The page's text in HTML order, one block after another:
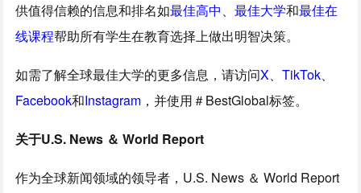
供值得信赖的信息和排名如最佳高中、最佳大学和最佳在
线课程帮助所有学生在教育选择上做出明智决策。
如需了解全球最佳大学的更多信息，请访问X、TikTok、
Facebook和Instagram ，并使用＃BestGlobal标签。
关于U.S. News ＆ World Report
作为全球新闻领域的领导者，U.S. News ＆ World Report